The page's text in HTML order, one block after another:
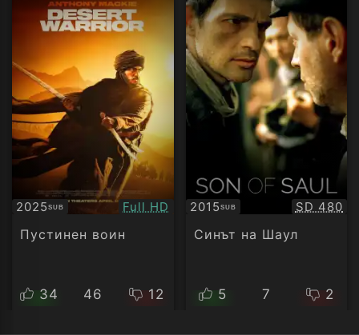
2025SUB
Субтитри Качество:
Full HD
Пустинен воин
34 46 12
2015SUB
Субтитри SD 480
Синът на Шаул
5 7 2